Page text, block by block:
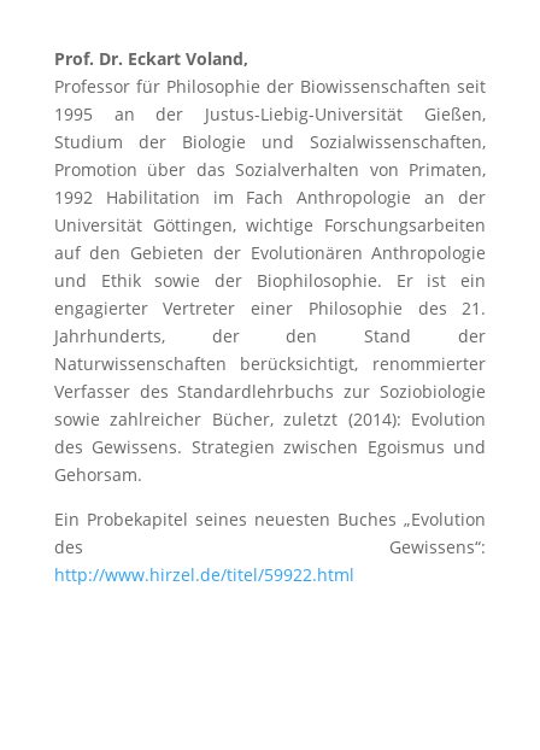
Prof. Dr. Eckart Voland,
Professor für Philosophie der Biowissenschaften seit
1995 an der Justus-Liebig-Universität Gießen,
Studium der Biologie und Sozialwissenschaften,
Promotion über das Sozialverhalten von Primaten,
1992 Habilitation im Fach Anthropologie an der
Universität Göttingen, wichtige Forschungsarbeiten
auf den Gebieten der Evolutionären Anthropologie
und Ethik sowie der Biophilosophie. Er ist ein
engagierter Vertreter einer Philosophie des 21.
Jahrhunderts, der den Stand der
Naturwissenschaften berücksichtigt, renommierter
Verfasser des Standardlehrbuchs zur Soziobiologie
sowie zahlreicher Bücher, zuletzt (2014): Evolution
des Gewissens. Strategien zwischen Egoismus und
Gehorsam.
Ein Probekapitel seines neuesten Buches „Evolution
des Gewissens“:
http://www.hirzel.de/titel/59922.html